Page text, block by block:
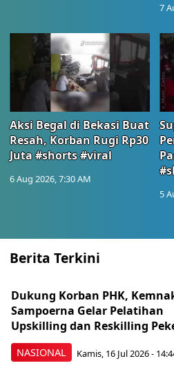
7
Aksi Begal di Bekasi Buat
Resah, Korban Rugi Rp30
Juta #shorts #viral
6 Aug 2026, 7:30 AM
5
Berita Terkini
NASIONAL
Dukung Korban PHK,
Sampoerna Gelar Pelatihan
Upskilling dan Reskilling
Kamis, 16 Jul 2026 -